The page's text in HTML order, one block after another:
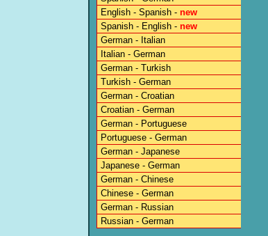
English - Spanish - new
Spanish - English - new
German - Italian
Italian - German
German - Turkish
Turkish - German
German - Croatian
Croatian - German
German - Portuguese
Portuguese - German
German - Japanese
Japanese - German
German - Chinese
Chinese - German
German - Russian
Russian - German